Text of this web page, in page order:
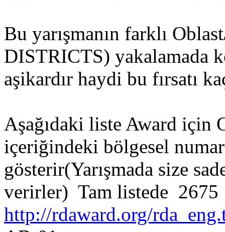
Bu yarışmanın farklı
DISTRICTS) yakalamada
aşikardır haydi bu fırsatı
Aşağıdaki liste Award için
içeriğindeki bölgesel
gösterir(Yarışmada size
verirler) Tam listede 2675
http://rdaward.org/